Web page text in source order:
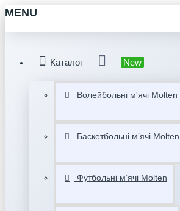
MENU
Каталог New
Волейбольні м'ячі Molten
Баскетбольні мʼячі Molten
Футбольні мʼячі Molten